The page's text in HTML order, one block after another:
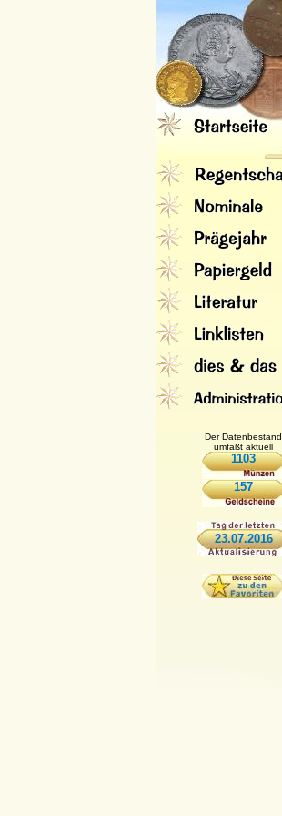
Der Datenbestand
umfaßt aktuell
1103
157
23.07.2016